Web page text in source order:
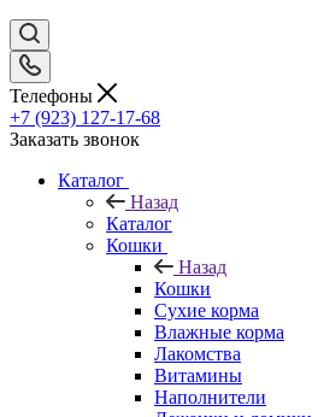
Телефоны
+7 (923) 127-17-68
Заказать звонок
Каталог
Назад
Каталог
Кошки
Назад
Кошки
Сухие корма
Влажные корма
Лакомства
Витамины
Наполнители